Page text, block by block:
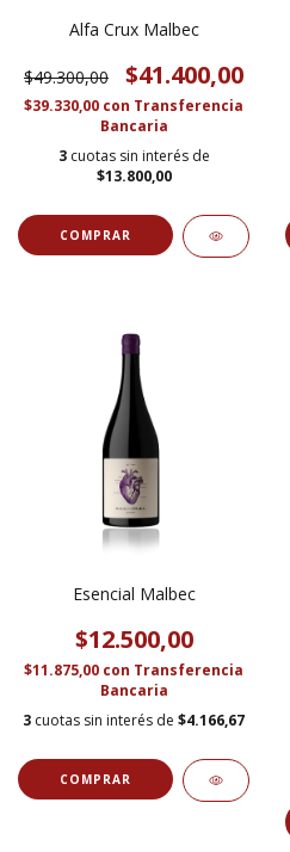
Alfa Crux Malbec
$49.300,00 $41.400,00
$39.330,00 con Transferencia
Bancaria
3 cuotas sin interés de
$13.800,00
Esencial Malbec
$12.500,00
$11.875,00 con Transferencia
Bancaria
3 cuotas sin interés de $4.166,67